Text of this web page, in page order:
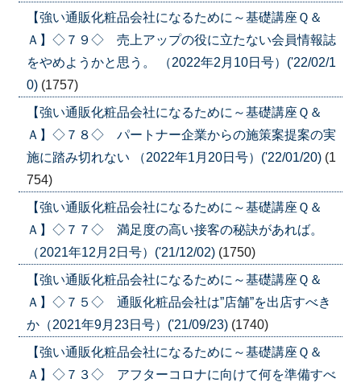
【強い通販化粧品会社になるために～基礎講座Ｑ＆
Ａ】◇７９◇ 売上アップの役に立たない会員情報誌
をやめようかと思う。 （2022年2月10日号）('22/02/1
0) (1757)
【強い通販化粧品会社になるために～基礎講座Ｑ＆
Ａ】◇７８◇ パートナー企業からの施策案提案の実
施に踏み切れない （2022年1月20日号）('22/01/20) (1
754)
【強い通販化粧品会社になるために～基礎講座Ｑ＆
Ａ】◇７７◇ 満足度の高い接客の秘訣があれば。
（2021年12月2日号）('21/12/02) (1750)
【強い通販化粧品会社になるために～基礎講座Ｑ＆
Ａ】◇７５◇ 通販化粧品会社は”店舗”を出店すべき
か（2021年9月23日号）('21/09/23) (1740)
【強い通販化粧品会社になるために～基礎講座Ｑ＆
Ａ】◇７３◇ アフターコロナに向けて何を準備すべ